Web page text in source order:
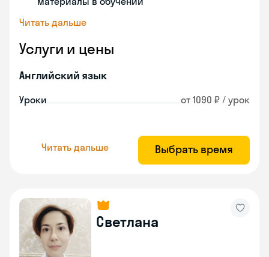
Читать дальше
Услуги и цены
Английский язык
Уроки от 1090 ₽ / урок
Читать дальше Выбрать время
Светлана